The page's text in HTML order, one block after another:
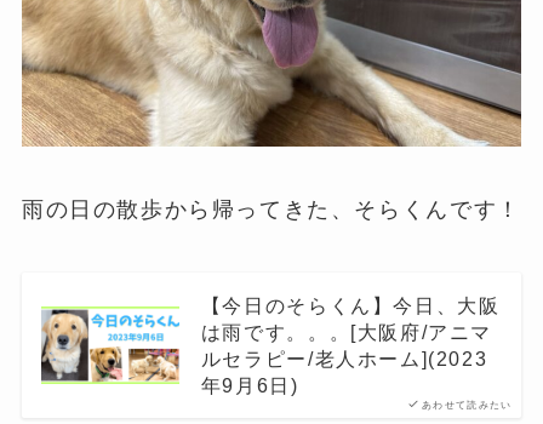
雨の日の散歩から帰ってきた、そらくんです！
あわせて読みたい
【今日のそらくん】今日、大阪
は雨です。。。[大阪府/アニマ
ルセラピー/老人ホーム](2023
年9月6日)